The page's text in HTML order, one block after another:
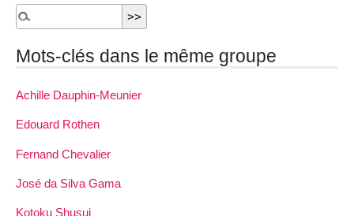
Mots-clés dans le même groupe
Achille Dauphin­-Meunier
Edouard Rothen
Fernand Chevalier
José da Silva Gama
Kotoku Shusui